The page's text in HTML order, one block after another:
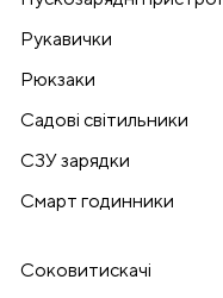
Рукавички
Рюкзаки
Садові світильники
СЗУ зарядки
Смарт годинники
Соковитискачі